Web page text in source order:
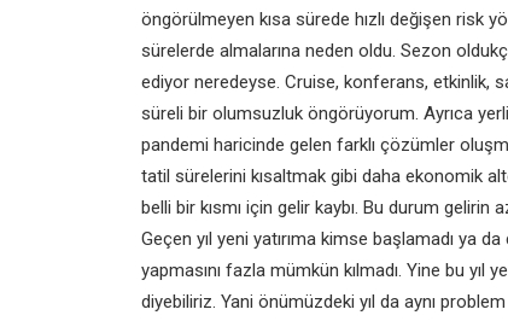
öngörülmeyen kısa sürede hızlı değişen risk
sürelerde almalarına neden oldu. Sezon
ediyor neredeyse. Cruise, konferans, etkinlik,
süreli bir olumsuzluk öngörüyorum. Ayrıca
pandemi haricinde gelen farklı çözümler
tatil sürelerini kısaltmak gibi daha ekonomik
belli bir kısmı için gelir kaybı. Bu durum gelirin
Geçen yıl yeni yatırıma kimse başlamadı ya
yapmasını fazla mümkün kılmadı. Yine bu yıl
diyebiliriz. Yani önümüzdeki yıl da aynı